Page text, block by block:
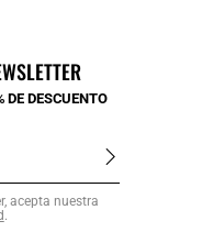
DE DESCUENTO
acepta nuestra
.